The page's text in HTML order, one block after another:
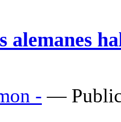
alemanes
- —